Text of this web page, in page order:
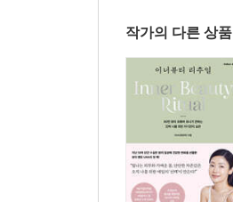
작가의 다른 상품